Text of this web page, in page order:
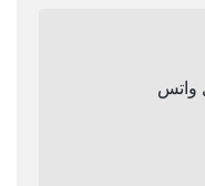
واتس